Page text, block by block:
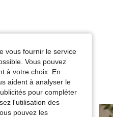
vous fournir le service
Vous pouvez
à votre choix. En
aident à analyser le
pour compléter
l'utilisation des
pouvez les